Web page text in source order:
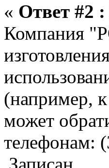
« Ответ #2 :
Компания
(например,
может
телефонам:
Записан